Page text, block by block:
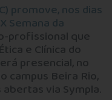
promove, nos dias
Semana da
profissional que
e Clínica do
presencial, no
campus Beira Rio,
via Sympla.